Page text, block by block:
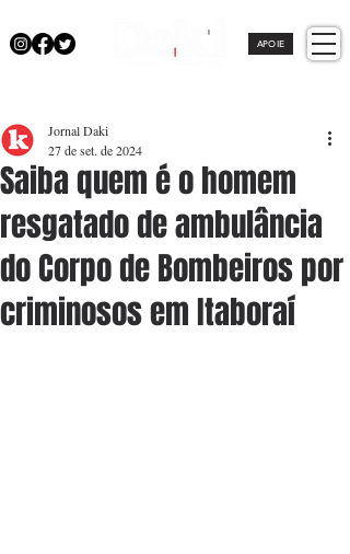
APOIE
Saiba quem é o homem
resgatado de ambulância
do Corpo de Bombeiros por
criminosos em Itaboraí
Jornal Daki
27 de set. de 2024